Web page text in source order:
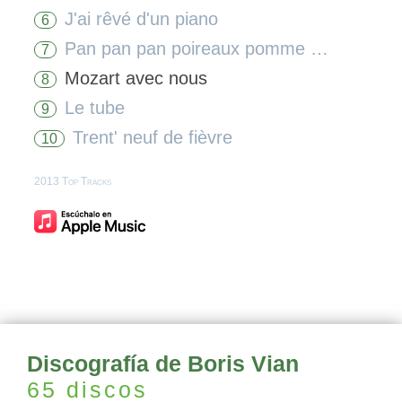
6 J'ai rêvé d'un piano
7 Pan pan pan poireaux pomme de terre
8 Mozart avec nous
9 Le tube
10 Trent' neuf de fièvre
2013 Top Tracks
Discografía de Boris Vian
65 discos